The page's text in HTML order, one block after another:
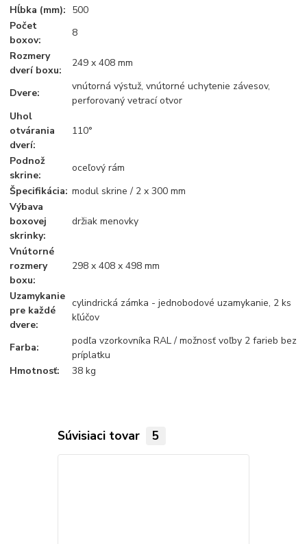
Hĺbka (mm): 500
Počet
boxov:
8
Rozmery
dverí boxu:
249 x 408 mm
Dvere:
vnútorná výstuž, vnútorné uchytenie závesov,
perforovaný vetrací otvor
Uhol
otvárania
dverí:
110°
Podnož
skrine:
oceľový rám
Špecifikácia: modul skrine / 2 x 300 mm
Výbava
boxovej
skrinky:
držiak menovky
Vnútorné
rozmery
boxu:
298 x 408 x 498 mm
Uzamykanie
pre každé
dvere:
cylindrická zámka - jednobodové uzamykanie, 2 ks
kľúčov
Farba:
podľa vzorkovníka RAL / možnosť voľby 2 farieb bez
príplatku
Hmotnosť:
38 kg
Súvisiaci tovar 5